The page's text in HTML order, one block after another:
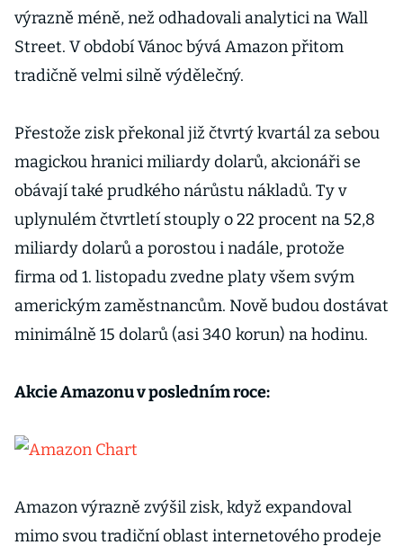
výrazně méně, než odhadovali analytici na Wall
Street. V období Vánoc bývá Amazon přitom
tradičně velmi silně výdělečný.
Přestože zisk překonal již čtvrtý kvartál za sebou
magickou hranici miliardy dolarů, akcionáři se
obávají také prudkého nárůstu nákladů. Ty v
uplynulém čtvrtletí stouply o 22 procent na 52,8
miliardy dolarů a porostou i nadále, protože
firma od 1. listopadu zvedne platy všem svým
americkým zaměstnancům. Nově budou dostávat
minimálně 15 dolarů (asi 340 korun) na hodinu.
Akcie Amazonu v posledním roce:
Amazon výrazně zvýšil zisk, když expandoval
mimo svou tradiční oblast internetového prodeje